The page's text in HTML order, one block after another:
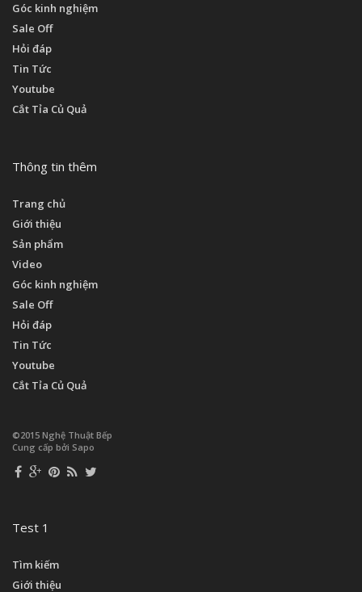
Góc kinh nghiệm
Sale Off
Hỏi đáp
Tin Tức
Youtube
Cắt Tỉa Củ Quả
Thông tin thêm
Trang chủ
Giới thiệu
Sản phẩm
Video
Góc kinh nghiệm
Sale Off
Hỏi đáp
Tin Tức
Youtube
Cắt Tỉa Củ Quả
©2015 Nghệ Thuật Bếp
Cung cấp bởi Sapo
Test 1
Tìm kiếm
Giới thiệu